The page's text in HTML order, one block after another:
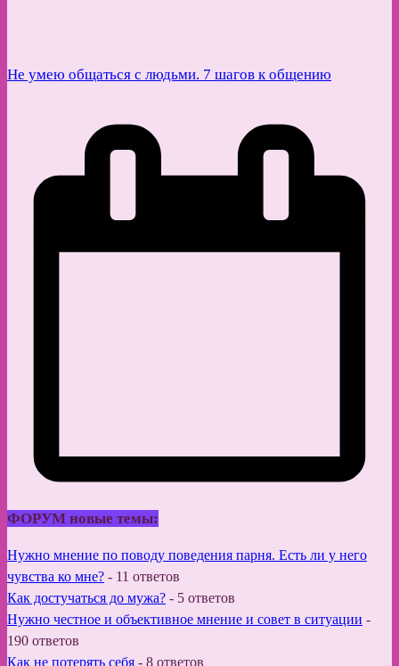
Не умею общаться с людьми. 7 шагов к общению
ФОРУМ новые темы:
Нужно мнение по поводу поведения парня. Есть ли у него
чувства ко мне? - 11 ответов
Как достучаться до мужа? - 5 ответов
Нужно честное и объективное мнение и совет в ситуации -
190 ответов
Как не потерять себя - 8 ответов